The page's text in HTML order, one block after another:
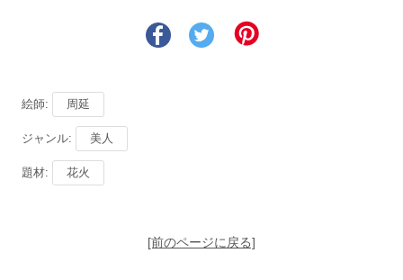
絵師: 周延
ジャンル: 美人
題材: 花火
[前のページに戻る]